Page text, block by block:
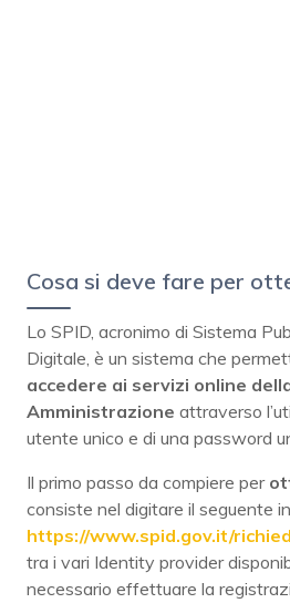
Cosa si deve fare per
Lo SPID, acronimo di Sistema
Digitale, è un sistema che
accedere ai servizi online
Amministrazione attraverso
utente unico e di una password
Il primo passo da compiere per
consiste nel digitare il seguente
https://www.spid.gov.it/
tra i vari Identity provider
necessario effettuare la